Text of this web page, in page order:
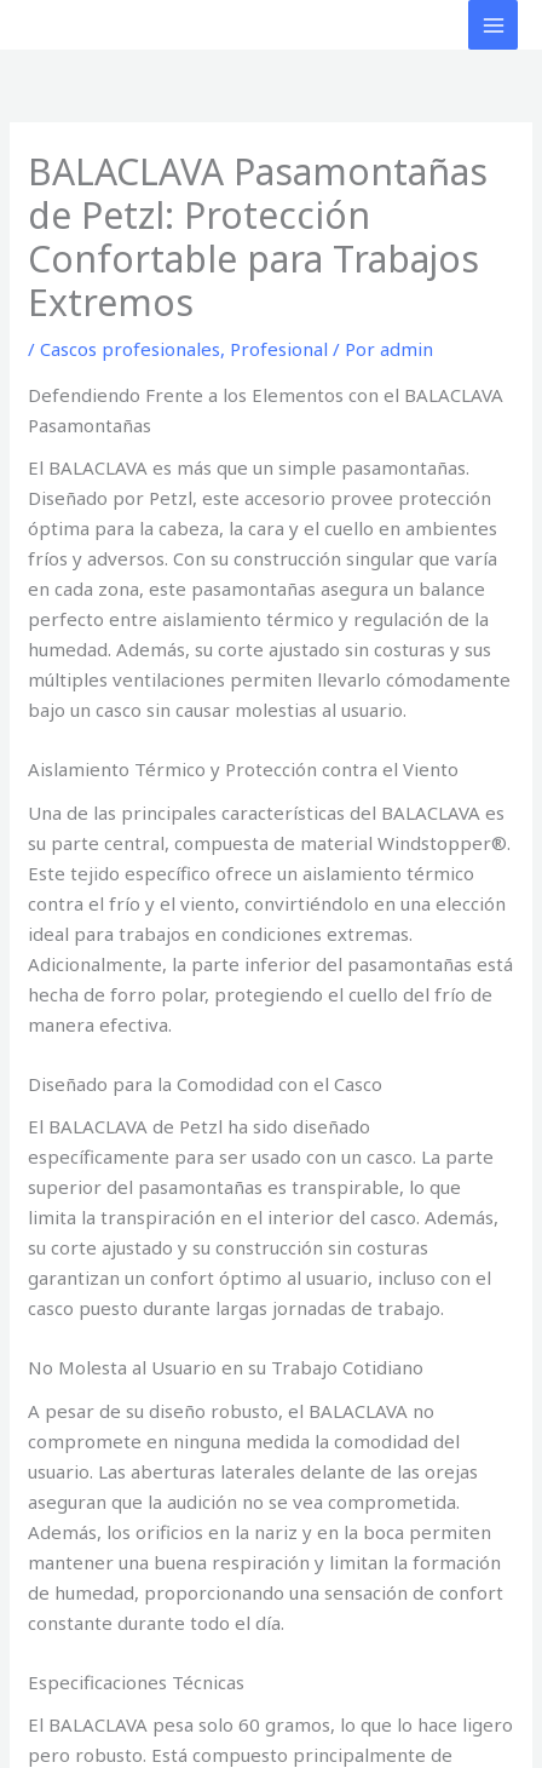
BALACLAVA Pasamontañas
de Petzl: Protección
Confortable para Trabajos
Extremos
/Cascos profesionales, Profesional / Poradmin
Defendiendo Frente a los Elementos con el BALACLAVA
Pasamontañas
El BALACLAVA es más que un simple pasamontañas.
Diseñado por Petzl, este accesorio provee protección
óptima para la cabeza, la cara y el cuello en ambientes
fríos y adversos. Con su construcción singular que varía
en cada zona, este pasamontañas asegura un balance
perfecto entre aislamiento térmico y regulación de la
humedad. Además, su corte ajustado sin costuras y sus
múltiples ventilaciones permiten llevarlo cómodamente
bajo un casco sin causar molestias al usuario.
Aislamiento Térmico y Protección contra el Viento
Una de las principales características del BALACLAVA es
su parte central, compuesta de material Windstopper®.
Este tejido específico ofrece un aislamiento térmico
contra el frío y el viento, convirtiéndolo en una elección
ideal para trabajos en condiciones extremas.
Adicionalmente, la parte inferior del pasamontañas está
hecha de forro polar, protegiendo el cuello del frío de
manera efectiva.
Diseñado para la Comodidad con el Casco
El BALACLAVA de Petzl ha sido diseñado
específicamente para ser usado con un casco. La parte
superior del pasamontañas es transpirable, lo que
limita la transpiración en el interior del casco. Además,
su corte ajustado y su construcción sin costuras
garantizan un confort óptimo al usuario, incluso con el
casco puesto durante largas jornadas de trabajo.
No Molesta al Usuario en su Trabajo Cotidiano
A pesar de su diseño robusto, el BALACLAVA no
compromete en ninguna medida la comodidad del
usuario. Las aberturas laterales delante de las orejas
aseguran que la audición no se vea comprometida.
Además, los orificios en la nariz y en la boca permiten
mantener una buena respiración y limitan la formación
de humedad, proporcionando una sensación de confort
constante durante todo el día.
Especificaciones Técnicas
El BALACLAVA pesa solo 60 gramos, lo que lo hace ligero
pero robusto. Está compuesto principalmente de